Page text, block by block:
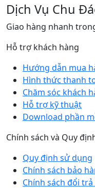
Dịch Vụ Chu
Giao hàng nhanh
Hỗ trợ khách hàng
Hướng dẫn mua
Hình thức thanh
Chăm sóc khách
Hỗ trợ kỹ thuật
Download phần
Chính sách và Quy
Quy định sử dụng
Chính sách bảo
Chính sách đổi